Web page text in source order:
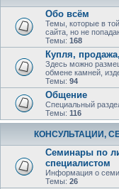
Обо всём
Темы, которые в
сайта, но не
Темы: 168
Купля,
Здесь можно
обмене камней,
Темы: 94
Общение
Специальный
Темы: 116
КОНСУЛЬТАЦИИ,
Семинары по
специалистом
Информация о
Темы: 26